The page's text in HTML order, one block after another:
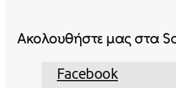
Ακολουθήστε μας στα
Facebook